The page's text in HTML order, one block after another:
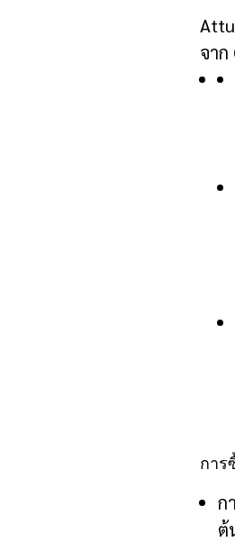
จาก
การ
ก
ต้